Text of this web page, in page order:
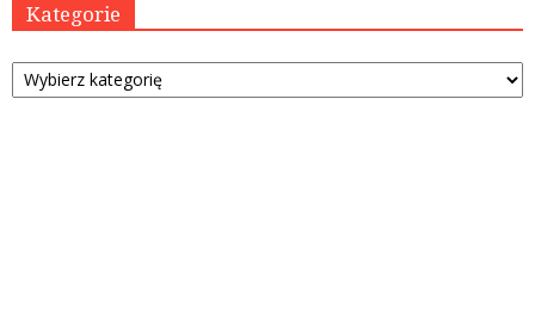
Kategorie
Kategorie